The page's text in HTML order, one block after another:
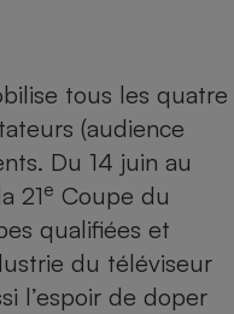
tous les quatre
(audience
Du 14 juin au
21e Coupe du
qualifiées et
du téléviseur
l’espoir de doper
Mutuelle
Comparateur auto
cafetière
robot cuiseur
centrale
électroménager
électroménager -
et son
d'entretien
domestique
le débit de votre